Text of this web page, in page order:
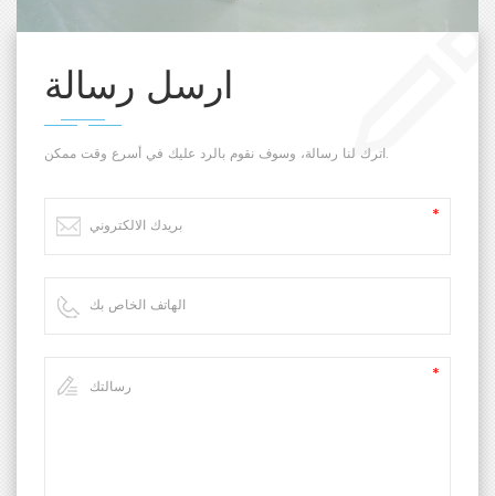
ارسل رسالة
اترك لنا رسالة، وسوف نقوم بالرد عليك في أسرع وقت ممكن.